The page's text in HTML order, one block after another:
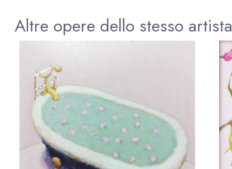
Altre opere dello stesso artista